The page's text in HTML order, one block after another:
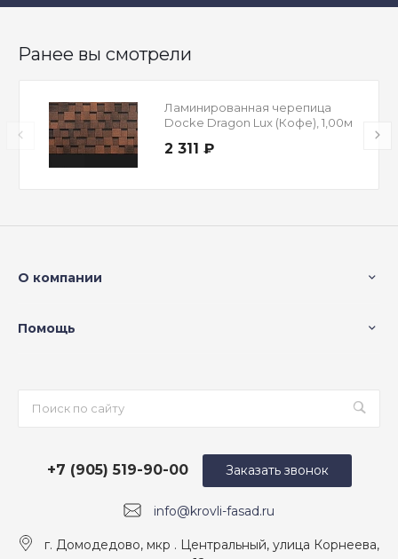
Ранее вы смотрели
Ламинированная черепица
Docke Dragon Lux (Кофе), 1,00м
2 311 ₽
О компании
Помощь
info@krovli-fasad.ru
+7 (905) 519-90-00
г. Домодедово, мкр . Центральный, улица Корнеева,
Заказать звонок